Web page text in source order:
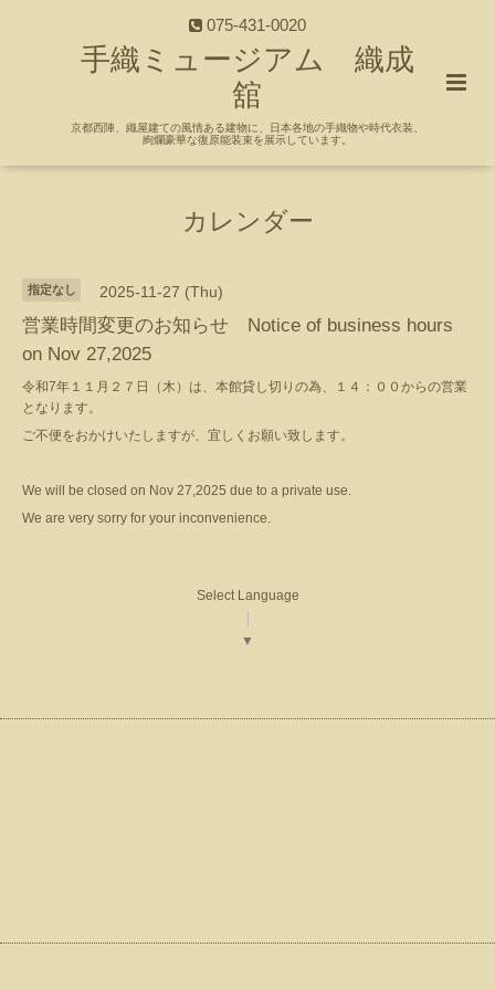
075-431-0020
手織ミュージアム 織成
舘
京都西陣、織屋建ての風情ある建物に、日本各地の手織物や時代衣装、
絢爛豪華な復原能装束を展示しています。
カレンダー
指定なし 2025-11-27 (Thu)
営業時間変更のお知らせ Notice of business hours
on Nov 27,2025
令和7年１１月２７日（木）は、本館貸し切りの為、１４：００からの営業
となります。
ご不便をおかけいたしますが、宜しくお願い致します。
We will be closed on Nov 27,2025 due to a private use.
We are very sorry for your inconvenience.
Select Language
▼